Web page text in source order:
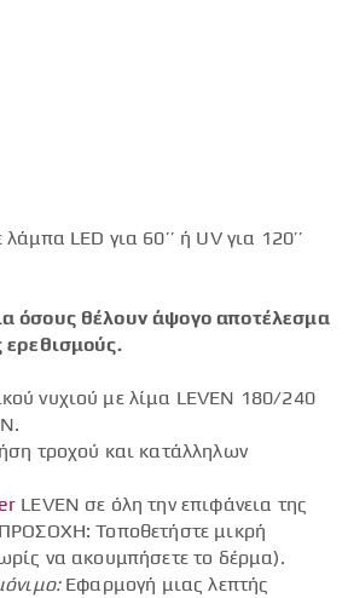
LED για 60’’ ή UV για 120’’
όσους θέλουν άψογο αποτέλεσμα
ερεθισμούς.
νυχιού με λίμα LEVEN 180/240
τροχού και κατάλληλων
LEVEN σε όλη την επιφάνεια της
Τοποθετήστε μικρή
να ακουμπήσετε το δέρμα).
Εφαρμογή μιας λεπτής